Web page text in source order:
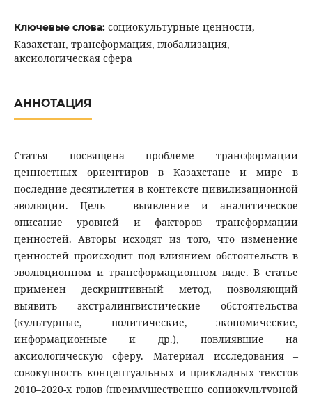
Ключевые слова: социокультурные ценности,
Казахстан, трансформация, глобализация,
аксиологическая сфера
АННОТАЦИЯ
Статья посвящена проблеме трансформации
ценностных ориентиров в Казахстане и мире в
последние десятилетия в контексте цивилизационной
эволюции. Цель – выявление и аналитическое
описание уровней и факторов трансформации
ценностей. Авторы исходят из того, что изменение
ценностей происходит под влиянием обстоятельств в
эволюционном и трансформационном виде. В статье
применен дескриптивный метод, позволяющий
выявить экстралингвистические обстоятельства
(культурные, политические, экономические,
информационные и др.), повлиявшие на
аксиологическую сферу. Материал исследования –
совокупность концептуальных и прикладных текстов
2010–2020-х годов (преимущественно социокультурной